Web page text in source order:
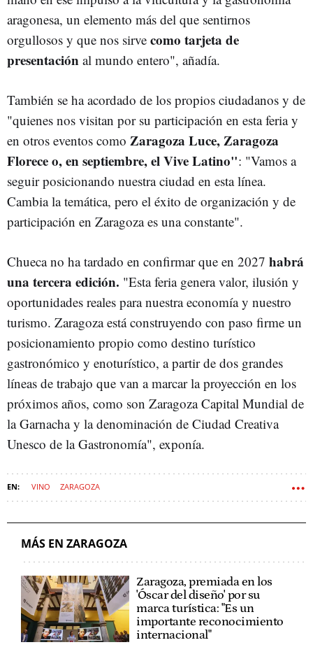
aragonesa, un elemento más del que sentirnos
orgullosos y que nos sirve como tarjeta de
presentación al mundo entero", añadía.
También se ha acordado de los propios ciudadanos y de
"quienes nos visitan por su participación en esta feria y
en otros eventos como Zaragoza Luce, Zaragoza
Florece o, en septiembre, el Vive Latino": "Vamos a
seguir posicionando nuestra ciudad en esta línea.
Cambia la temática, pero el éxito de organización y de
participación en Zaragoza es una constante".
Chueca no ha tardado en confirmar que en 2027 habrá
una tercera edición. "Esta feria genera valor, ilusión y
oportunidades reales para nuestra economía y nuestro
turismo. Zaragoza está construyendo con paso firme un
posicionamiento propio como destino turístico
gastronómico y enoturístico, a partir de dos grandes
líneas de trabajo que van a marcar la proyección en los
próximos años, como son Zaragoza Capital Mundial de
la Garnacha y la denominación de Ciudad Creativa
Unesco de la Gastronomía", exponía.
VINO ZARAGOZA
MÁS EN ZARAGOZA
Zaragoza, premiada en los
'Óscar del diseño' por su
marca turística: "Es un
importante reconocimiento
internacional"